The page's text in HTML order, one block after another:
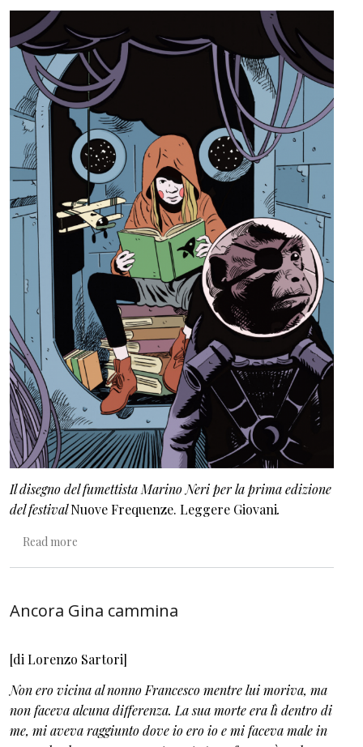
Il disegno del fumettista Marino Neri per la prima edizione
del festivalNuove Frequenze. Leggere Giovani.
Read more
Ancora Gina cammina
[di Lorenzo Sartori]
Non ero vicina al nonno Francesco mentre lui moriva, ma
non faceva alcuna differenza. La sua morte era lì dentro di
me, mi aveva raggiunto dove io ero io e mi faceva male in